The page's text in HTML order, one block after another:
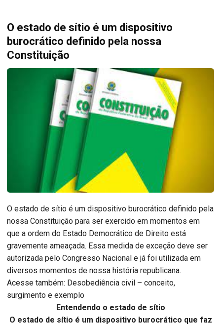
O estado de sítio é um dispositivo
burocrático definido pela nossa
Constituição
O estado de sítio é um dispositivo burocrático definido pela
nossa Constituição para ser exercido em momentos em
que a ordem do Estado Democrático de Direito está
gravemente ameaçada. Essa medida de exceção deve ser
autorizada pelo Congresso Nacional e já foi utilizada em
diversos momentos de nossa história republicana.
Acesse também: Desobediência civil – conceito,
surgimento e exemplo
Entendendo o estado de sítio
O estado de sítio é um dispositivo burocrático que faz